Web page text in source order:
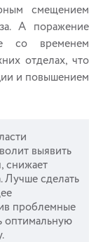
смещением
А поражение
со временем
отделах, что
и повышением
выявить
снижает
Лучше сделать
проблемные
оптимальную